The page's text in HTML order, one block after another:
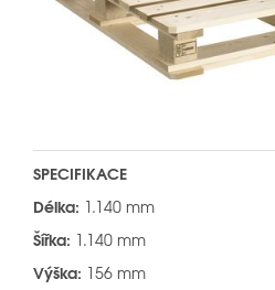
SPECIFIKACE
Délka: 1.140 mm
Šířka: 1.140 mm
Výška: 156 mm